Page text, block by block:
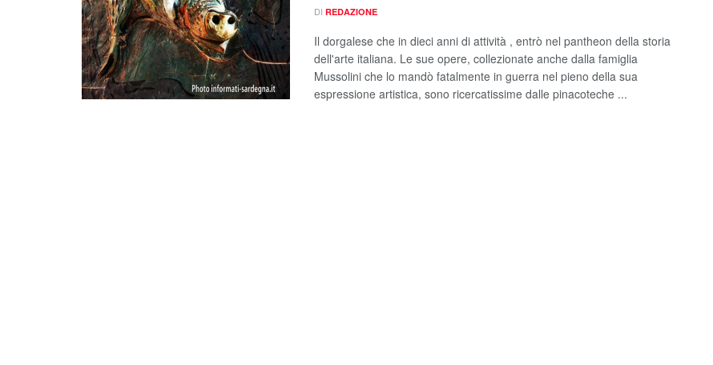
DI REDAZIONE
Il dorgalese che in dieci anni di attività , entrò nel pantheon della storia
dell'arte italiana. Le sue opere, collezionate anche dalla famiglia
Mussolini che lo mandò fatalmente in guerra nel pieno della sua
espressione artistica, sono ricercatissime dalle pinacoteche ...